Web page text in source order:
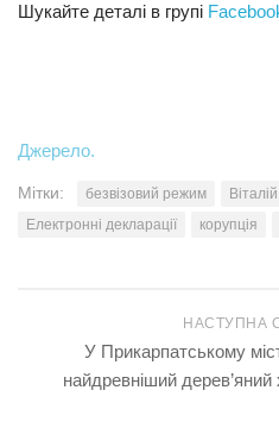
Шукайте деталі в групі
Джерело.
Мітки: безвізовий режим
Електронні декларації
корупція
НАСТУПНА
У Прикарпатському
найдревніший дерев’яний